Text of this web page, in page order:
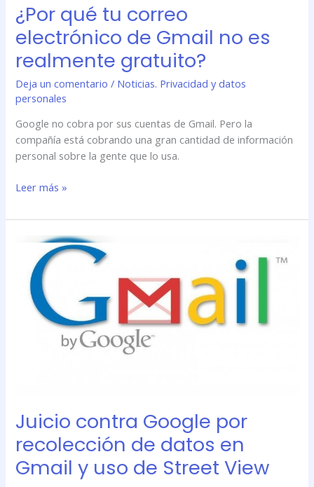
¿Por qué tu correo
electrónico de Gmail no es
realmente gratuito?
Deja un comentario / Noticias. Privacidad y datos
personales
Google no cobra por sus cuentas de Gmail. Pero la
compañía está cobrando una gran cantidad de información
personal sobre la gente que lo usa.
Leer más »
Juicio contra Google por
recolección de datos en
Gmail y uso de Street View
Juicio
contra
Google
por
recolección
de
View
progresa